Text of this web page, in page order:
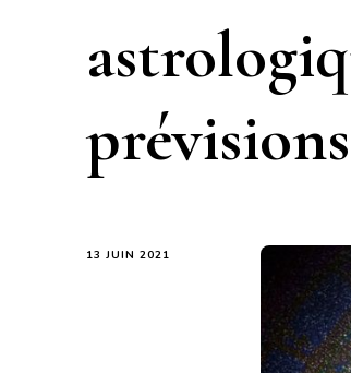
13 JUIN 2021